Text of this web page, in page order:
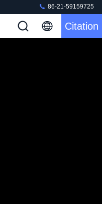
86-21-59159725
Citation